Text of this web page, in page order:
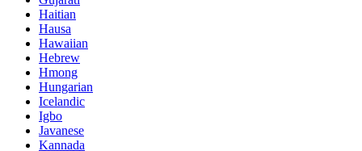
Haitian
Hausa
Hawaiian
Hebrew
Hmong
Hungarian
Icelandic
Igbo
Javanese
Kannada